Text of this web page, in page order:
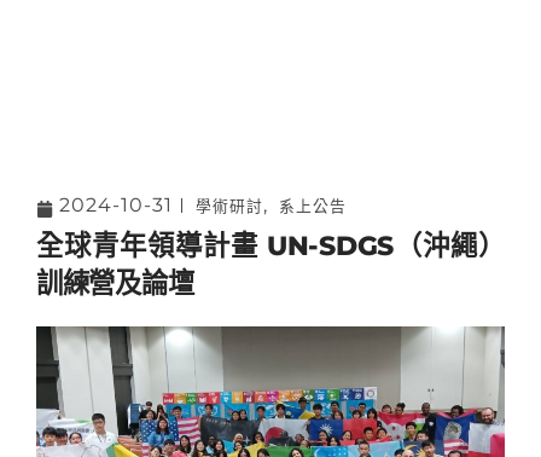
2024-10-31 學術研討, 系上公告
全球青年領導計畫 UN-SDGS（沖繩）
訓練營及論壇